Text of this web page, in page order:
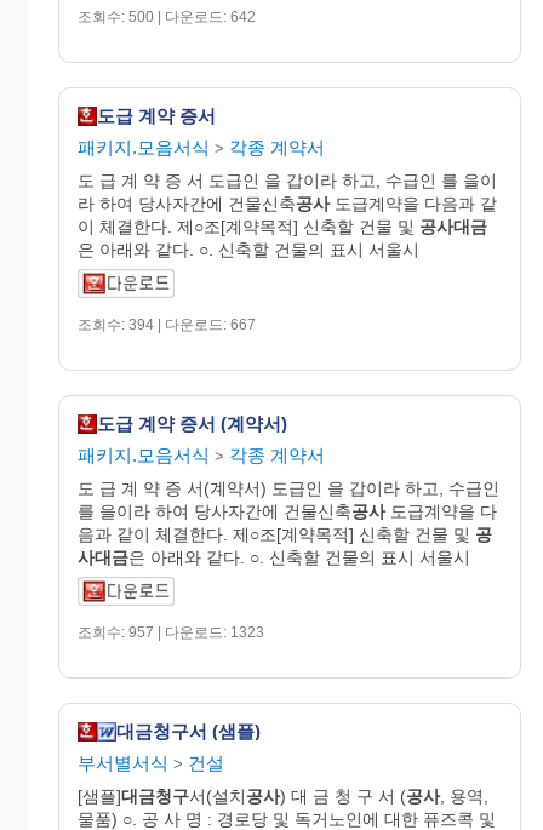
조회수: 500 | 다운로드: 642
도급 계약 증서
패키지.모음서식 > 각종 계약서
도 급 계 약 증 서 도급인 을 갑이라 하고, 수급인 를 을이
라 하여 당사자간에 건물신축공사도급계약을 다음과 같
이 체결한다. 제○조[계약목적] 신축할 건물 및 공사대금
은 아래와 같다. ○. 신축할 건물의 표시 서울시
조회수: 394 | 다운로드: 667
도급 계약 증서 (계약서)
패키지.모음서식 > 각종 계약서
도 급 계 약 증 서(계약서) 도급인 을 갑이라 하고, 수급인
를 을이라 하여 당사자간에 건물신축공사도급계약을 다
음과 같이 체결한다. 제○조[계약목적] 신축할 건물 및 공
사대금은 아래와 같다. ○. 신축할 건물의 표시 서울시
조회수: 957 | 다운로드: 1323
대금청구서 (샘플)
부서별서식 > 건설
[샘플]대금청구서(설치공사) 대 금 청 구 서 (공사, 용역,
물품) ○. 공 사 명 : 경로당 및 독거노인에 대한 퓨즈콕 및